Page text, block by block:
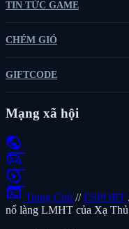
TIN TỨC GAME
CHÉM GIÓ
GIFTCODE
Mạng xã hội
public
sports_esports
play_circle
terminal Trang Chủ // ESPORT
nổ làng LMHT của Xạ Thủ